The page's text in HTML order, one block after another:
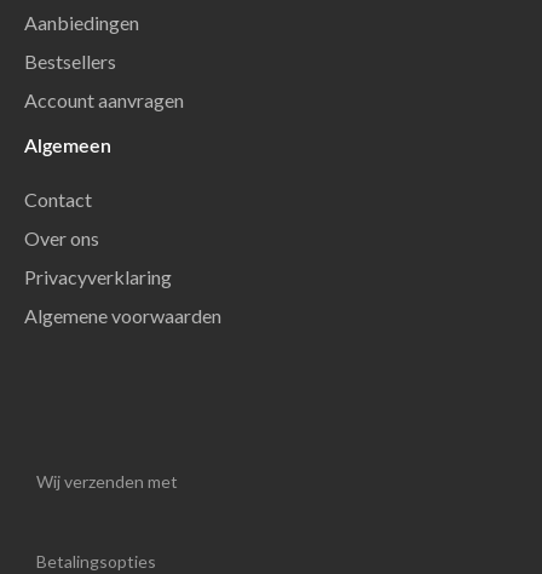
Aanbiedingen
Bestsellers
Account aanvragen
Algemeen
Contact
Over ons
Privacyverklaring
Algemene voorwaarden
Wij verzenden met
Betalingsopties